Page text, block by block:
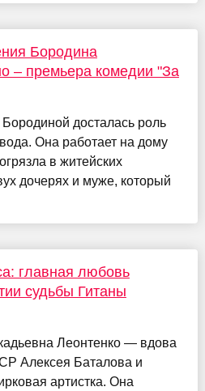
Бородина
– премьера комедии "За
досталась роль
Она работает на дому
в житейских
дочерях и муже, который
главная любовь
судьбы Гитаны
Леонтенко — вдова
Алексея Баталова и
артистка. Она